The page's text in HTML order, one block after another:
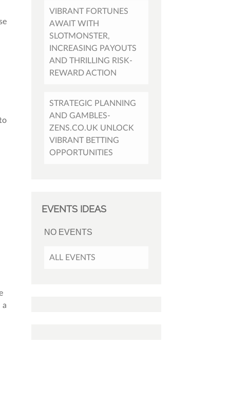
a
VIBRANT FORTUNES
AWAIT WITH
SLOTMONSTER,
INCREASING PAYOUTS
AND THRILLING RISK-
REWARD ACTION
STRATEGIC PLANNING
AND GAMBLES-
ZENS.CO.UK UNLOCK
VIBRANT BETTING
OPPORTUNITIES
EVENTS IDEAS
NO EVENTS
ALL EVENTS